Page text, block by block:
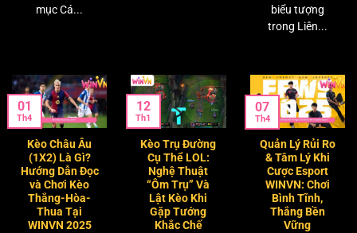
mục Cá...
biểu tượng
trong Liên...
Kèo Châu Âu
(1X2) Là Gì?
Hướng Dẫn Đọc
và Chơi Kèo
Thắng-Hòa-
Thua Tại
WINVN 2025
01
Th4
Kèo Trụ Đường
Cụ Thể LOL:
Nghệ Thuật
“Ôm Trụ” Và
Lật Kèo Khi
Gặp Tướng
Khắc Chế
12
Th1
Quản Lý Rủi Ro
& Tâm Lý Khi
Cược Esport
WINVN: Chơi
Bình Tĩnh,
Thắng Bền
Vững
07
Th4